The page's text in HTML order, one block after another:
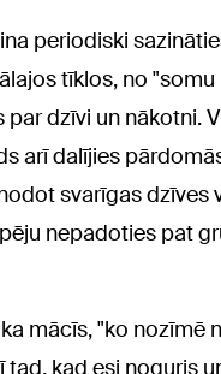
periodiski
tīklos, no "somu
dzīvi un nākotni.
arī dalījies
svarīgas dzīves
nepadoties pat
mācīs, "ko nozīmē